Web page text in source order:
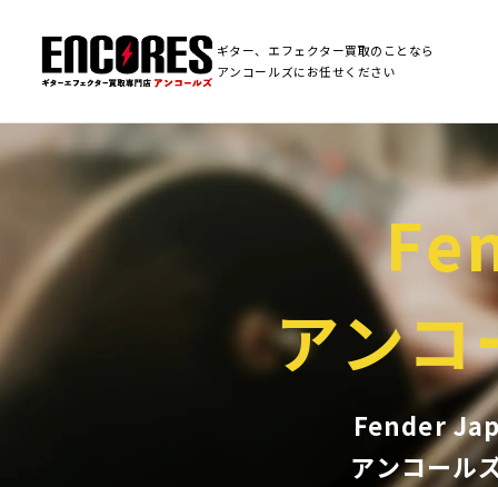
ギター、エフェクター買取のことなら
アンコールズにお任せください
アン
Fender
アンコール